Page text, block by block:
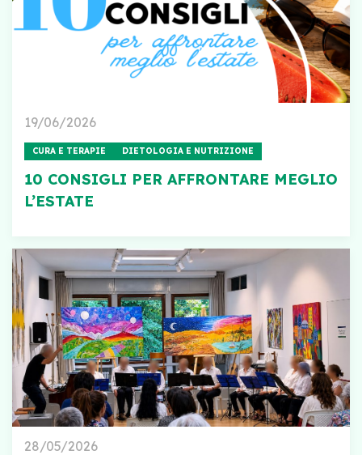
19/06/2026
CURA E TERAPIE DIETOLOGIA E NUTRIZIONE
10 CONSIGLI PER AFFRONTARE MEGLIO
L’ESTATE
28/05/2026